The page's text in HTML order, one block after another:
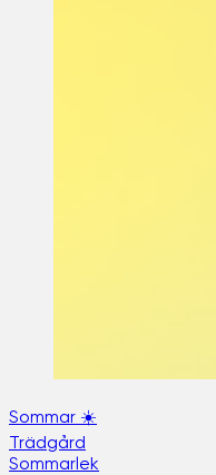
Sommar ☀️
Trädgård
Sommarlek